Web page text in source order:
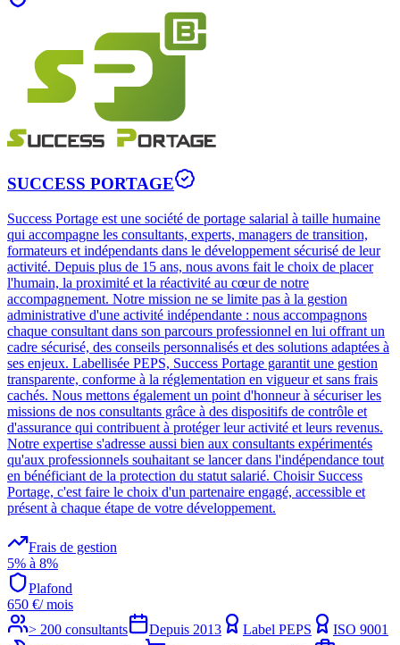
SUCCESS PORTAGE
Success Portage est une société de portage salarial à taille humaine
qui accompagne les consultants, experts, managers de transition,
formateurs et indépendants dans le développement sécurisé de leur
activité. Depuis plus de 15 ans, nous avons fait le choix de placer
l'humain, la proximité et la réactivité au cœur de notre
accompagnement. Notre mission ne se limite pas à la gestion
administrative d'une activité indépendante : nous accompagnons
chaque consultant dans son parcours professionnel en lui offrant un
cadre sécurisé, des conseils personnalisés et des solutions adaptées à
ses enjeux. Labellisée PEPS, Success Portage garantit une gestion
transparente, conforme à la réglementation en vigueur et sans frais
cachés. Nous mettons également un point d'honneur à sécuriser les
missions de nos consultants grâce à des dispositifs de contrôle et
d'assurance qui contribuent à protéger leur activité et leurs revenus.
Notre expertise s'adresse aussi bien aux consultants expérimentés
qu'aux professionnels souhaitant se lancer dans l'indépendance tout
en bénéficiant de la protection du statut salarié. Choisir Success
Portage, c'est faire le choix d'un partenaire engagé, accessible et
présent à chaque étape de votre développement.
Frais de gestion
5% à 8%
Plafond
650 €/ mois
> 200 consultants
Depuis 2013 Label PEPS
ISO 9001